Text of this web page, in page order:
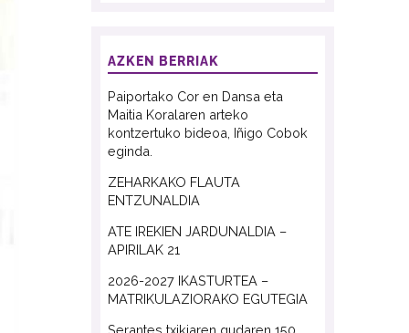
AZKEN BERRIAK
Paiportako Cor en Dansa eta
Maitia Koralaren arteko
kontzertuko bideoa, Iñigo Cobok
eginda.
ZEHARKAKO FLAUTA
ENTZUNALDIA
ATE IREKIEN JARDUNALDIA –
APIRILAK 21
2026-2027 IKASTURTEA –
MATRIKULAZIORAKO EGUTEGIA
Serantes txikiaren gudaren 150.